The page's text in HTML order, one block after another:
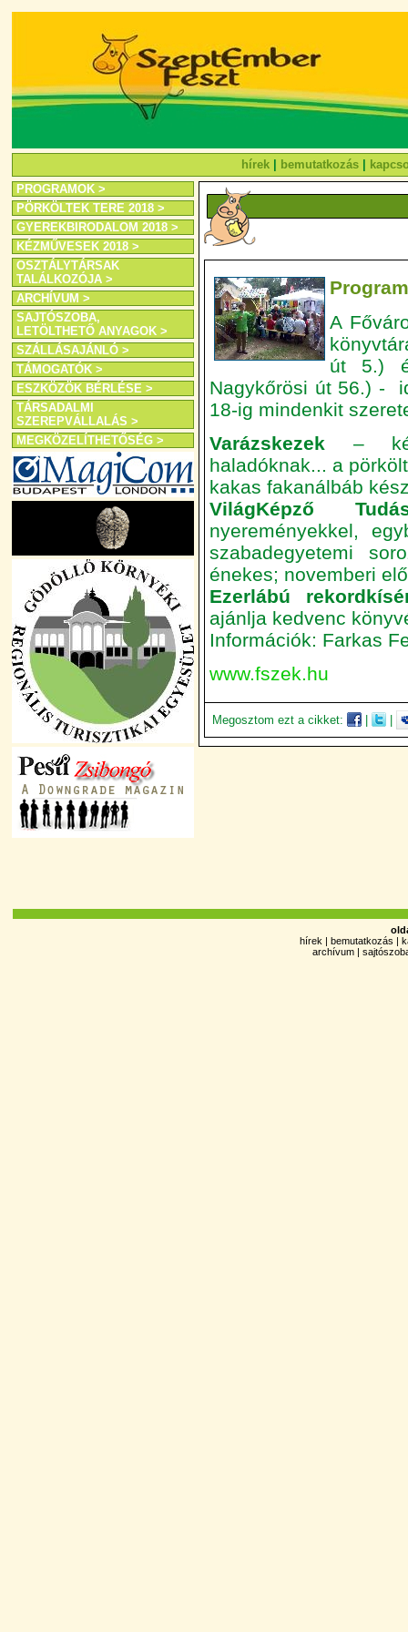
hírek bemutatkozás
PROGRAMOK >
PÖRKÖLTEK TERE 2018 >
GYEREKBIRODALOM 2018 >
KÉZMŰVESEK 2018 >
OSZTÁLYTÁRSAK
TALÁLKOZÓJA >
ARCHÍVUM >
SAJTÓSZOBA,
LETÖLTHETŐ ANYAGOK >
SZÁLLÁSAJÁNLÓ >
TÁMOGATÓK >
ESZKÖZÖK BÉRLÉSE >
TÁRSADALMI
SZEREPVÁLLALÁS >
MEGKÖZELÍTHETŐSÉG >
A
út 5.)
Nagykőrösi út 56.) -
18-ig mindenkit
Varázskezek –
haladóknak... a
kakas fakanálbáb
VilágKépző
nyereményekkel,
szabadegyetemi
énekes; novemberi
Ezerlábú
ajánlja kedvenc
Információk: Farkas
www.fszek.hu
Megosztom ezt a cikket:
hírek | bemutatkozás |
archívum |